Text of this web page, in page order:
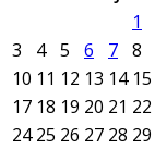
1
3
4 5 6 7 8
10 11 12 13 14 15
17 18 19 20 21 22
24 25 26 27 28 29